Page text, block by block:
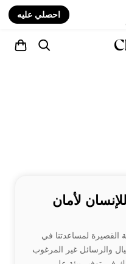
احصلي عليه
لأمان
القصيرة لمساعدتنا في
والرسائل غير المرغوب